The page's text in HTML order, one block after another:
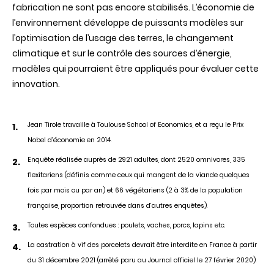
fabrication ne sont pas encore stabilisés. L’économie de
l’environnement développe de puissants modèles sur
l’optimisation de l’usage des terres, le changement
climatique et sur le contrôle des sources d’énergie,
modèles qui pourraient être appliqués pour évaluer cette
innovation.
Jean Tirole travaille à Toulouse School of Economics, et a reçu le Prix
Nobel d’économie en 2014.
Enquête réalisée auprès de 2921 adultes, dont 2520 omnivores, 335
flexitariens (définis comme ceux qui mangent de la viande quelques
fois par mois ou par an) et 66 végétariens (2 à 3% de la population
française, proportion retrouvée dans d’autres enquêtes).
Toutes espèces confondues : poulets, vaches, porcs, lapins etc.
La castration à vif des porcelets devrait être interdite en France à partir
du 31 décembre 2021 (arrêté paru au Journal officiel le 27 février 2020).